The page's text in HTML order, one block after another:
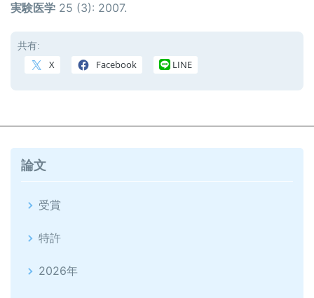
実験医学 25 (3): 2007.
共有:
X Facebook LINE
論文
受賞
特許
2026年